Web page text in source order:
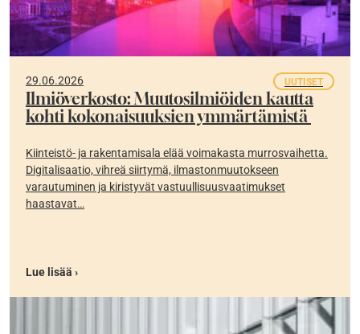
29.06.2026 UUTISET
Ilmiöverkosto: Muutosilmiöiden kautta
kohti kokonaisuuksien ymmärtämistä
Kiinteistö- ja rakentamisala elää voimakasta murrosvaihetta.
Digitalisaatio, vihreä siirtymä, ilmastonmuutokseen
varautuminen ja kiristyvät vastuullisuusvaatimukset
haastavat…
Lue lisää ›